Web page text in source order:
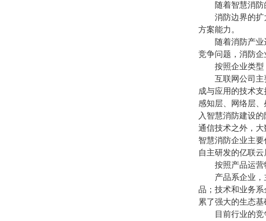
随着智慧消防
消防边界的
方案能力。
随着消防产
竞争问题，消防企
按照企业类
互联网公司主
成与应用的技术
感知层、网络层
入智慧消防建设
通信技术之外，大
智慧消防企业主
自主研发的亿联
按照产品运
产品系企业
品；技术和业务
累了强大的生态
目前行业的